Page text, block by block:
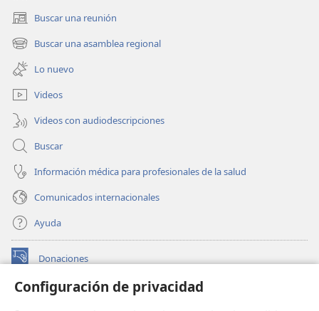
Configuración de privacidad
Buscar una reunión
(abre
una
nueva
ventana)
Buscar una asamblea regional
(abre
una
nueva
ventana)
Lo nuevo
Videos
Videos con audiodescripciones
Buscar
Información médica para profesionales de la salud
Comunicados internacionales
Ayuda
Donaciones
(abre
nueva BIBLIOTECA EN LÍNEA Watchtower™